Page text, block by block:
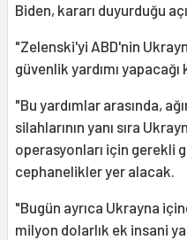
Biden, kararı duyurduğu
"Zelenski'yi ABD'nin
güvenlik yardımı
"Bu yardımlar arasında,
silahlarının yanı sıra
operasyonları için gerekli
cephanelikler yer alacak.
"Bugün ayrıca Ukrayna
milyon dolarlık ek insani